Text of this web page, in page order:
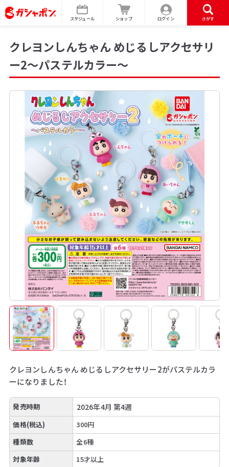
スケジュール ショップ ログイン さがす
クレヨンしんちゃん めじるしアクセサリ
ー2～パステルカラー～
クレヨンしんちゃん めじるしアクセサリー2がパステルカラ
ーになりました！
発売時期 2026年4月 第4週
価格(税込)
300円
種類数
全6種
対象年齢
15才以上